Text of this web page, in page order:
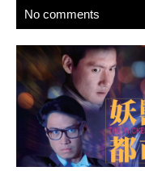
No comments